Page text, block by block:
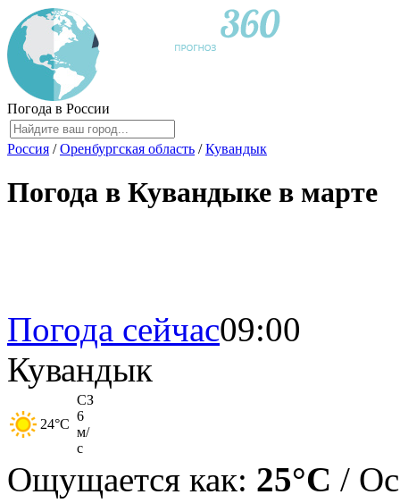
Погода в России
Россия / Оренбургская область / Кувандык
Погода в Кувандыке в марте
Погода сейчас09:00
Кувандык
24°C
СЗ
6
м/
с
Ощущается как: 25°C /